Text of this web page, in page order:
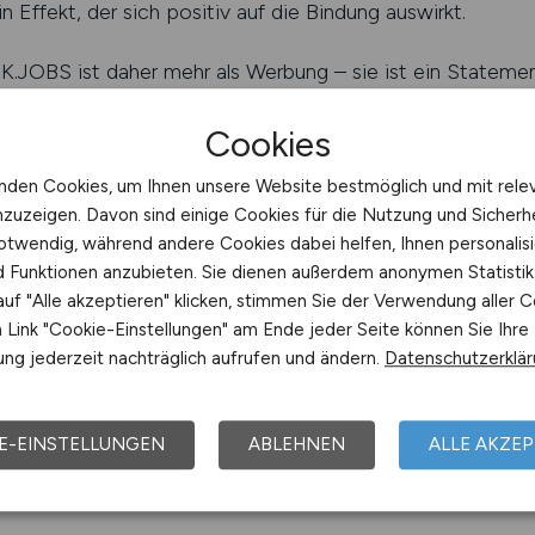
Effekt, der sich positiv auf die Bindung auswirkt.
ist daher mehr als Werbung – sie ist ein
moderne Kommunikation ernst nehmen.
schalten
Anzeigenstrategien
im Kliniksektor beginnt mit der richtigen Strategie. Die
sind entscheidend dafür, wie viele qualifizierte
Erkenntnisse über Zielgruppen,
Strategie spart Zeit, Ressourcen und verbessert
reagieren auf Authentizität. Sie wollen keine
Beratung hilft Kliniken, den richtigen Ton zu treffen
analysiert, welche Formate und
Cookies
Cookies, um Ihnen unsere Website bestmöglich und mit
Davon sind einige Cookies für die Nutzung und
während andere Cookies dabei helfen, Ihnen
Funktionen anzubieten. Sie dienen außerdem anonymen
"Alle akzeptieren" klicken, stimmen Sie der Verwendung aller
"Cookie-Einstellungen" am Ende jeder Seite können Sie Ihre
jederzeit nachträglich aufrufen und ändern.
EINSTELLUNGEN ABLEHNEN ALLE